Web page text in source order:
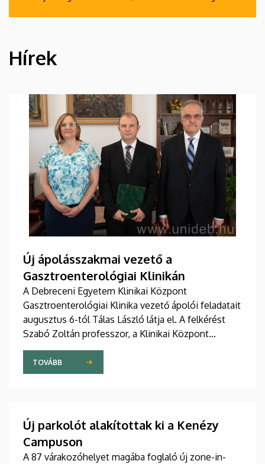
HÍREK
Hírek
Új ápolásszakmai vezető a
Gasztroenterológiai Klinikán
A Debreceni Egyetem Klinikai Központ
Gasztroenterológiai Klinika vezető ápolói feladatait
augusztus 6-tól Tálas László látja el. A felkérést
Szabó Zoltán professzor, a Klinikai Központ
elnöke, valamint Szőllősi Anna ápolási és
szakdolgozói igazgató adta át pénteken
ünnepélyes keretek között az Elnöki Hivatalban.
TOVÁBB
Új parkolót alakítottak ki a Kenézy
Campuson
A 87 várakozóhelyet magába foglaló új zone-in-